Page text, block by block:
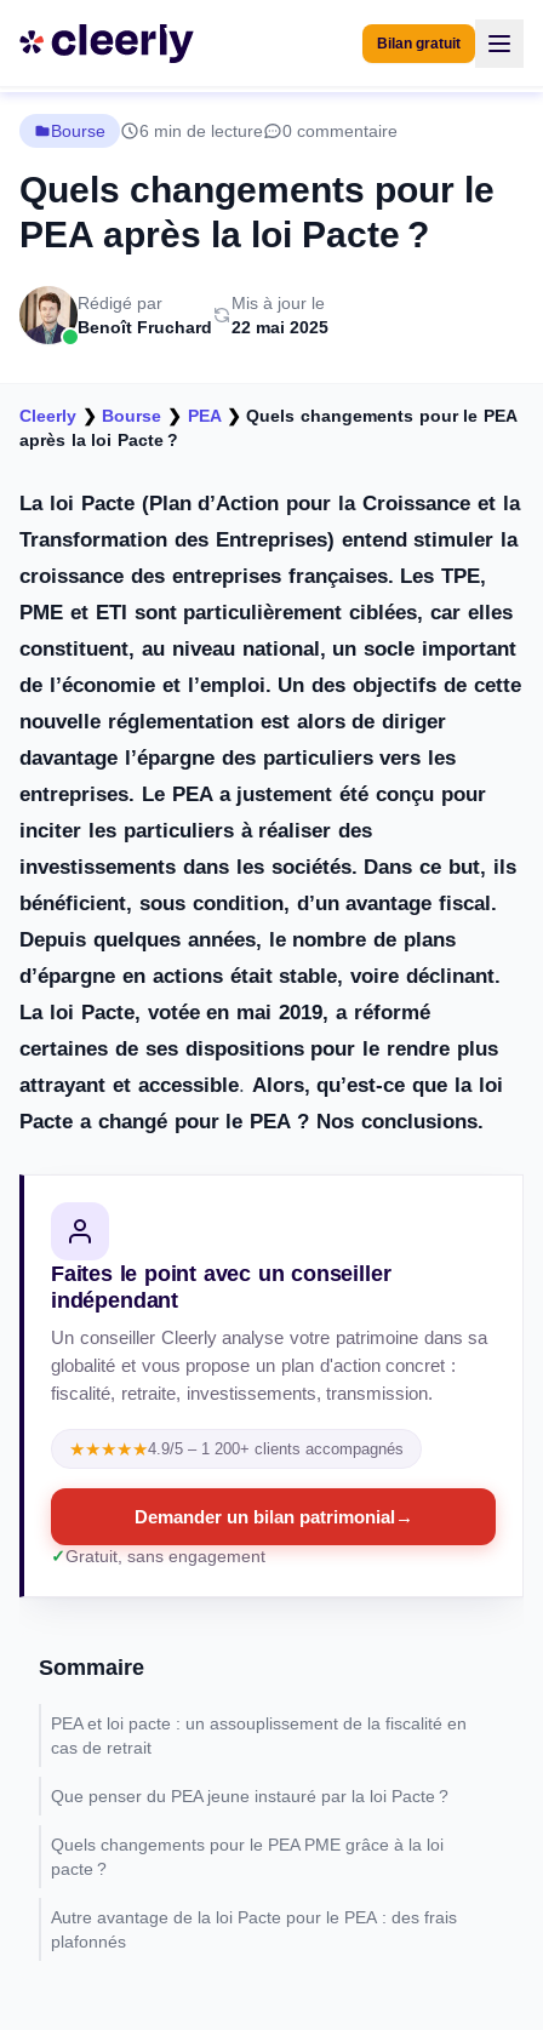
Bilan gratuit
Bourse 6 min de lecture 0 commentaire
Quels changements pour le
PEA après la loi Pacte ?
Rédigé par
Benoît Fruchard
Mis à jour le
22 mai 2025
Cleerly ❯ Bourse ❯ PEA❯Quels changements pour le PEA
après la loi Pacte ?
La loi Pacte (Plan d’Action pour la Croissance et la
Transformation des Entreprises) entend stimuler la
croissance des entreprises françaises. Les TPE,
PME et ETI sont particulièrement ciblées, car elles
constituent, au niveau national, un socle important
de l’économie et l’emploi. Un des objectifs de cette
nouvelle réglementation est alors de diriger
davantage l’épargne des particuliers vers les
entreprises. Le PEA a justement été conçu pour
inciter les particuliers à réaliser des
investissements dans les sociétés. Dans ce but, ils
bénéficient, sous condition, d’un avantage fiscal.
Depuis quelques années, le nombre de plans
d’épargne en actions était stable, voire déclinant.
La loi Pacte, votée en mai 2019, a réformé
certaines de ses dispositions pour le rendre plus
attrayant et accessible. Alors, qu’est-ce que la loi
Pacte a changé pour le PEA ? Nos conclusions.
Faites le point avec un conseiller
indépendant
Un conseiller Cleerly analyse votre patrimoine dans sa
globalité et vous propose un plan d'action concret :
fiscalité, retraite, investissements, transmission.
★★★★★4.9/5 – 1 200+ clients accompagnés
Demander un bilan patrimonial →
Gratuit, sans engagement
Sommaire
PEA et loi pacte : un assouplissement de la fiscalité en
cas de retrait
Que penser du PEA jeune instauré par la loi Pacte ?
Quels changements pour le PEA PME grâce à la loi
pacte ?
Autre avantage de la loi Pacte pour le PEA : des frais
plafonnés